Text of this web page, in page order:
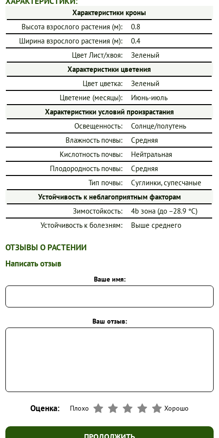
Характеристики кроны
Высота взрослого растения (м):
0.8
Ширина взрослого растения (м):
0.4
Цвет Лист/хвоя:
Зеленый
Характеристики цветения
Цвет цветка:
Зеленый
Цветение (месяцы):
Июнь-июль
Характеристики условий произрастания
Освещенность:
Солнце/полутень
Влажность почвы:
Средняя
Кислотность почвы:
Нейтральная
Плодородность почвы:
Средняя
Тип почвы:
Суглинки, супесчаные
Устойчивость к неблагоприятным факторам
Зимостойкость:
4b зона (до −28.9 °C)
Устойчивость к болезням:
Выше среднего
ОТЗЫВЫ О РАСТЕНИИ
Написать отзыв
Ваше имя:
Ваш отзыв:
Оценка: Плохо Хорошо